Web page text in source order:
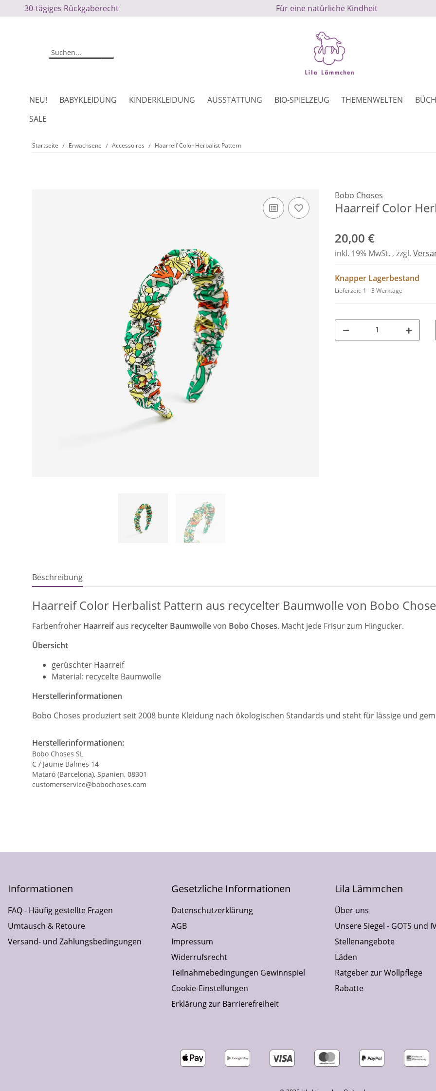
30-tägiges Rückgaberecht Für eine natürliche Kindheit
NEU! BABYKLEIDUNG KINDERKLEIDUNG AUSSTATTUNG BIO-SPIELZEUG THEMENWELTEN
SALE
Startseite Erwachsene Accessoires Haarreif Color Herbalist Pattern
Bobo Choses
Haarreif Color
20,00 €
inkl. 19% MwSt. , zzgl.
Knapper Lagerbestand
Lieferzeit: 1 - 3 Werktage
Beschreibung
Haarreif Color Herbalist Pattern aus recycelter Baumwolle von Bobo
Farbenfroher Haarreifaus recycelter Baumwollevon Bobo Choses. Macht jede Frisur zum Hingucker.
Übersicht
gerüschter Haarreif
Material: recycelte Baumwolle
Herstellerinformationen
Bobo Choses produziert seit 2008 bunte Kleidung nach ökologischen Standards und steht für lässige und
Herstellerinformationen:
Bobo Choses SL
C / Jaume Balmes 14
Mataró (Barcelona), Spanien, 08301
customerservice@bobochoses.com
Informationen
FAQ - Häufig gestellte Fragen
Umtausch & Retoure
Versand- und Zahlungsbedingungen
Gesetzliche Informationen
Datenschutzerklärung
AGB
Impressum
Widerrufsrecht
Teilnahmebedingungen Gewinnspiel
Cookie-Einstellungen
Erklärung zur Barrierefreiheit
Lila Lämmchen
Über uns
Unsere Siegel - GOTS und
Stellenangebote
Läden
Ratgeber zur Wollpflege
Rabatte